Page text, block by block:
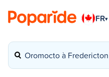
FR▾
Oromocto à Fredericton